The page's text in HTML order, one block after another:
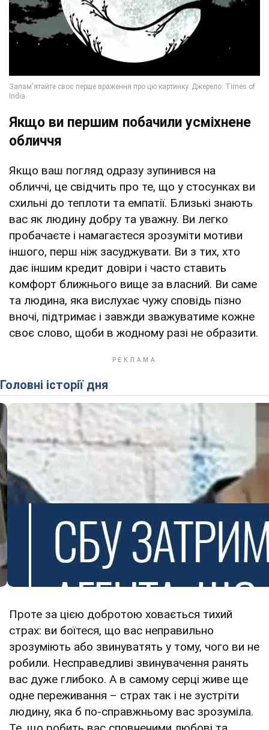
Якщо ви першим побачили усміхнене
обличчя
Якщо ваш погляд одразу зупинився на
обличчі, це свідчить про те, що у стосунках ви
схильні до теплоти та емпатії. Близькі знають
вас як людину добру та уважну. Ви легко
пробачаєте і намагаєтеся зрозуміти мотиви
іншого, перш ніж засуджувати. Ви з тих, хто
дає іншим кредит довіри і часто ставить
комфорт ближнього вище за власний. Ви саме
та людина, яка вислухає чужу сповідь пізно
вночі, підтримає і завжди зважуватиме кожне
своє слово, щоби в жодному разі не образити.
Головні історії дня
Проте за цією добротою ховається тихий
страх: ви боїтеся, що вас неправильно
зрозуміють або звинуватять у тому, чого ви не
робили. Несправедливі звинувачення ранять
вас дуже глибоко. А в самому серці живе ще
одне переживання – страх так і не зустріти
людину, яка б по-справжньому вас зрозуміла.